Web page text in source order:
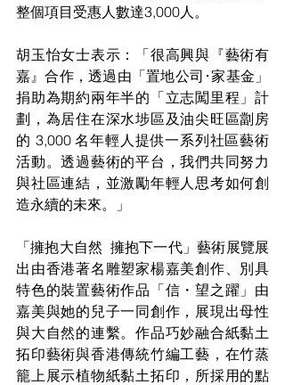
整個項目受惠人數達3,000人。
胡玉怡女士表示：「很高興與『藝術有
嘉』合作，透過由「置地公司･家基金」
捐助為期約兩年半的「立志闖里程」計
劃，為居住在深水埗區及油尖旺區劏房
的 3,000 名年輕人提供一系列社區藝術
活動。透過藝術的平台，我們共同努力
與社區連結，並激勵年輕人思考如何創
造永續的未來。」
「擁抱大自然  擁抱下一代」藝術展覽展
出由香港著名雕塑家楊嘉美創作、別具
特色的裝置藝術作品「信・望之躍」由
嘉美與她的兒子一同創作，展現出母性
與大自然的連繫。作品巧妙融合紙黏土
拓印藝術與香港傳統竹編工藝，在竹蒸
籠上展示植物紙黏土拓印，所採用的點